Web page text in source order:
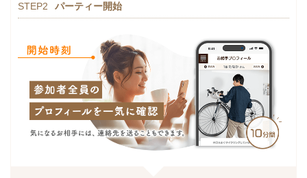
STEP2 パーティー開始